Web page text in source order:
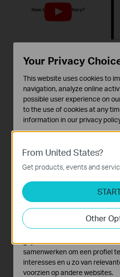
How to Replace
Reset
From United States?
Get products, events and
Other
Your Privacy
This website uses cookies to
navigation, analyze online
possible user experience on
to the use of cookies at any
information in our privacy
Deze cookies zijn noodzakelijk
website en kunnen niet worden
Cookies voor analyse geven
activiteiten op onze website te
functionaliteit van de website
verbeteren.
Marketing cookies kunnen op
geplaatst door externe
samenwerken om een profiel
interesses en u zo van
voorzien op andere websites.